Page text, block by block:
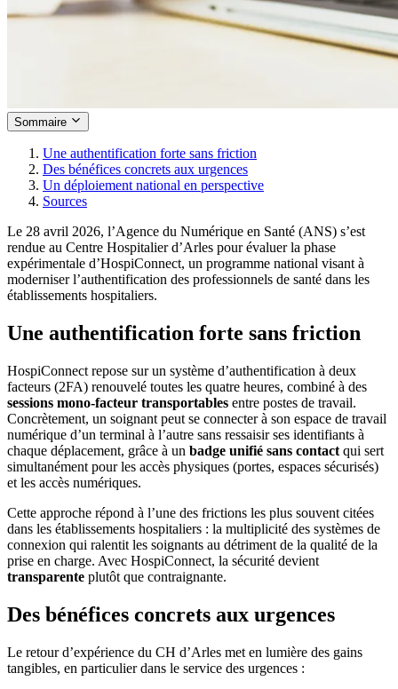
Sommaire
Une authentification forte sans friction
Des bénéfices concrets aux urgences
Un déploiement national en perspective
Sources
Le 28 avril 2026, l’Agence du Numérique en Santé (ANS) s’est
rendue au Centre Hospitalier d’Arles pour évaluer la phase
expérimentale d’HospiConnect, un programme national visant à
moderniser l’authentification des professionnels de santé dans les
établissements hospitaliers.
Une authentification forte sans friction
HospiConnect repose sur un système d’authentification à deux
facteurs (2FA) renouvelé toutes les quatre heures, combiné à des
sessions mono-facteur transportables entre postes de travail.
Concrètement, un soignant peut se connecter à son espace de travail
numérique d’un terminal à l’autre sans ressaisir ses identifiants à
chaque déplacement, grâce à un badge unifié sans contact qui sert
simultanément pour les accès physiques (portes, espaces sécurisés)
et les accès numériques.
Cette approche répond à l’une des frictions les plus souvent citées
dans les établissements hospitaliers : la multiplicité des systèmes de
connexion qui ralentit les soignants au détriment de la qualité de la
prise en charge. Avec HospiConnect, la sécurité devient
transparente plutôt que contraignante.
Des bénéfices concrets aux urgences
Le retour d’expérience du CH d’Arles met en lumière des gains
tangibles, en particulier dans le service des urgences :